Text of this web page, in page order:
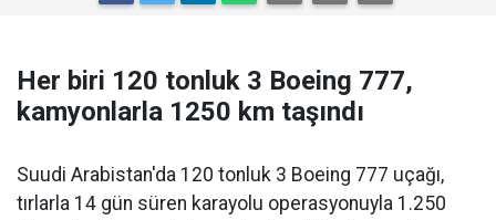
Her biri 120 tonluk 3 Boeing 777,
kamyonlarla 1250 km taşındı
Suudi Arabistan'da 120 tonluk 3 Boeing 777 uçağı,
tırlarla 14 gün süren karayolu operasyonuyla 1.250